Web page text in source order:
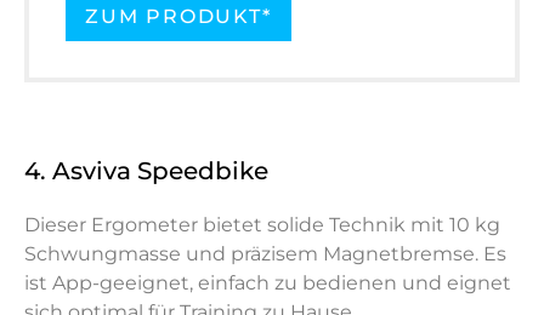
ZUM PRODUKT*
4. Asviva Speedbike
Dieser Ergometer bietet solide Technik mit 10 kg
Schwungmasse und präzisem Magnetbremse. Es
ist App-geeignet, einfach zu bedienen und eignet